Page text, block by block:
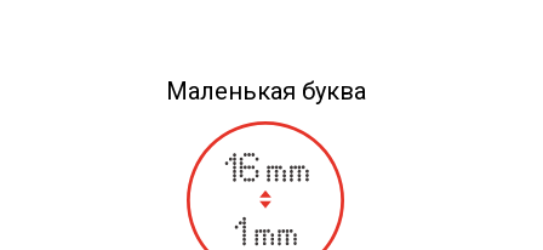
Маленькая буква